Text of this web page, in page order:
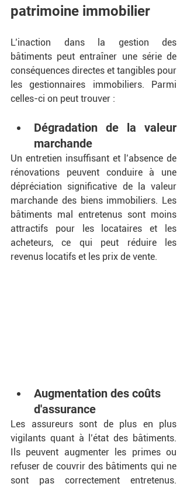
patrimoine immobilier
L’inaction dans la gestion des
bâtiments peut entraîner une série de
conséquences directes et tangibles pour
les gestionnaires immobiliers. Parmi
celles-ci on peut trouver :
Dégradation de la valeur
marchande
Un entretien insuffisant et l’absence de
rénovations peuvent conduire à une
dépréciation significative de la valeur
marchande des biens immobiliers. Les
bâtiments mal entretenus sont moins
attractifs pour les locataires et les
acheteurs, ce qui peut réduire les
revenus locatifs et les prix de vente.
Augmentation des coûts
d'assurance
Les assureurs sont de plus en plus
vigilants quant à l’état des bâtiments.
Ils peuvent augmenter les primes ou
refuser de couvrir des bâtiments qui ne
sont pas correctement entretenus.